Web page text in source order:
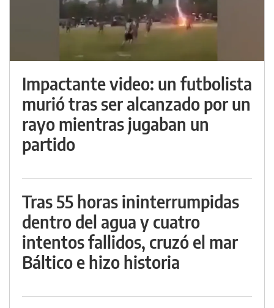
Impactante video: un futbolista
murió tras ser alcanzado por un
rayo mientras jugaban un
partido
Tras 55 horas ininterrumpidas
dentro del agua y cuatro
intentos fallidos, cruzó el mar
Báltico e hizo historia